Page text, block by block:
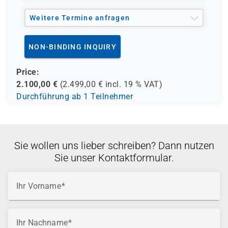
Weitere Termine anfragen
NON-BINDING INQUIRY
Price:
2.100,00 € (2.499,00 € incl. 19 % VAT)
Durchführung ab 1 Teilnehmer
Sie wollen uns lieber schreiben? Dann nutzen
Sie unser Kontaktformular.
Ihr Vorname
Ihr Nachname